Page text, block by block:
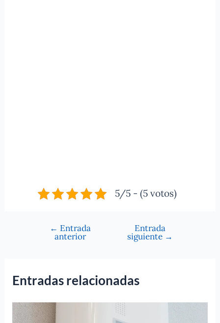
5/5 - (5 votos)
Navegación
← Entrada
anterior
Entrada
siguiente →
Entradas relacionadas